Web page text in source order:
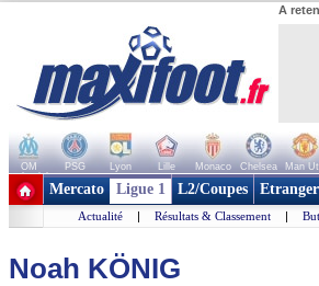
A
OM PSG Lyon Lille Monaco Chelsea Man
+ de clubs
Mercato Ligue 1 L2/Coupes Etranger
Actualité | Résultats & Classement |
Noah KÖNIG